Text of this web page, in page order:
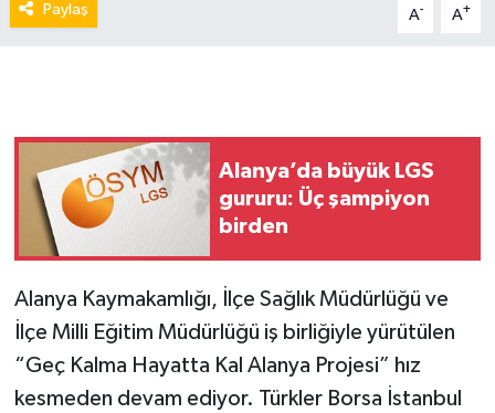
Paylaş A- A+
Alanya’da büyük LGS
gururu: Üç şampiyon
birden
Alanya Kaymakamlığı, İlçe Sağlık Müdürlüğü ve
İlçe Milli Eğitim Müdürlüğü iş birliğiyle yürütülen
“Geç Kalma Hayatta Kal Alanya Projesi” hız
kesmeden devam ediyor. Türkler Borsa İstanbul